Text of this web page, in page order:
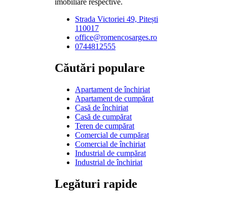
imobiliare respective.
Strada Victoriei 49, Pitești
110017
office@romencosarges.ro
0744812555
Căutări populare
Apartament de închiriat
Apartament de cumpărat
Casă de închiriat
Casă de cumpărat
Teren de cumpărat
Comercial de cumpărat
Comercial de închiriat
Industrial de cumpărat
Industrial de închiriat
Legături rapide